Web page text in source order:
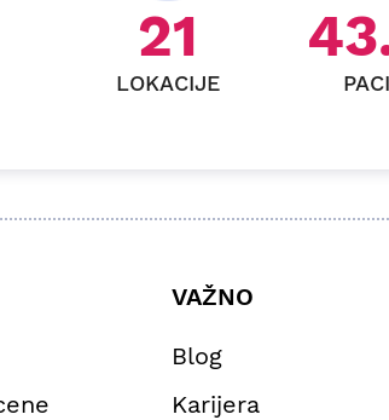
24
LOKACIJE
VAŽNO
Blog
Karijera